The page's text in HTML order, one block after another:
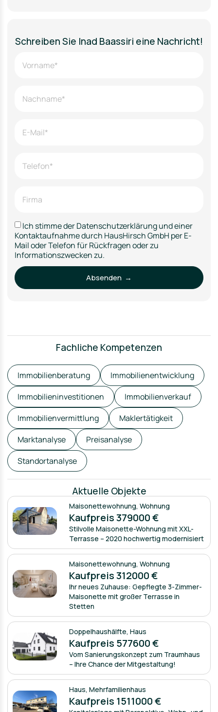
Schreiben Sie Inad Baassiri eine Nachricht!
Ich stimme der Datenschutzerklärung und einer
Kontaktaufnahme durch HausHirsch GmbH per E-
Mail oder Telefon für Rückfragen oder zu
Informationszwecken zu.
Absenden →
Fachliche Kompetenzen
Immobilienberatung
Immobilienentwicklung
Immobilieninvestitionen
Immobilienverkauf
Immobilienvermittlung
Maklertätigkeit
Marktanalyse
Preisanalyse
Standortanalyse
Aktuelle Objekte
Maisonettewohnung,Wohnung
Kaufpreis 379000 €
Stilvolle Maisonette-Wohnung mit XXL-
Terrasse – 2020 hochwertig modernisiert
Maisonettewohnung,Wohnung
Kaufpreis 312000 €
Ihr neues Zuhause: Gepflegte 3-Zimmer-
Maisonette mit großer Terrasse in
Stetten
Doppelhaushälfte,Haus
Kaufpreis 577600 €
Vom Sanierungskonzept zum Traumhaus
– Ihre Chance der Mitgestaltung!
Haus,Mehrfamilienhaus
Kaufpreis 1511000 €